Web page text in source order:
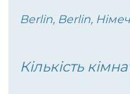
Berlin, Berlin,
Кількість